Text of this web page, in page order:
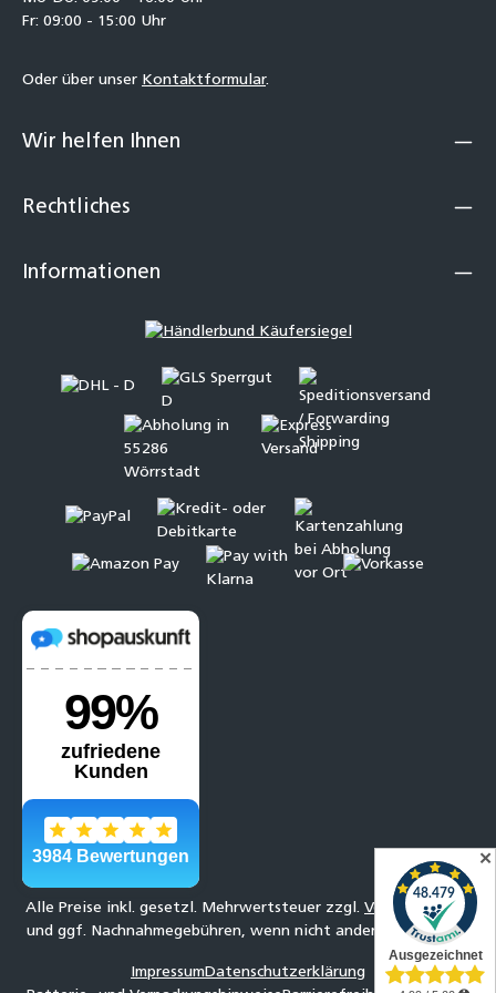
Fr: 09:00 - 15:00 Uhr
Oder über unser Kontaktformular.
Wir helfen Ihnen
Rechtliches
Informationen
Alle Preise inkl. gesetzl. Mehrwertsteuer zzgl. Versandkosten
und ggf. Nachnahmegebühren, wenn nicht anders angegeben.
ImpressumDatenschutzerklärung
✕